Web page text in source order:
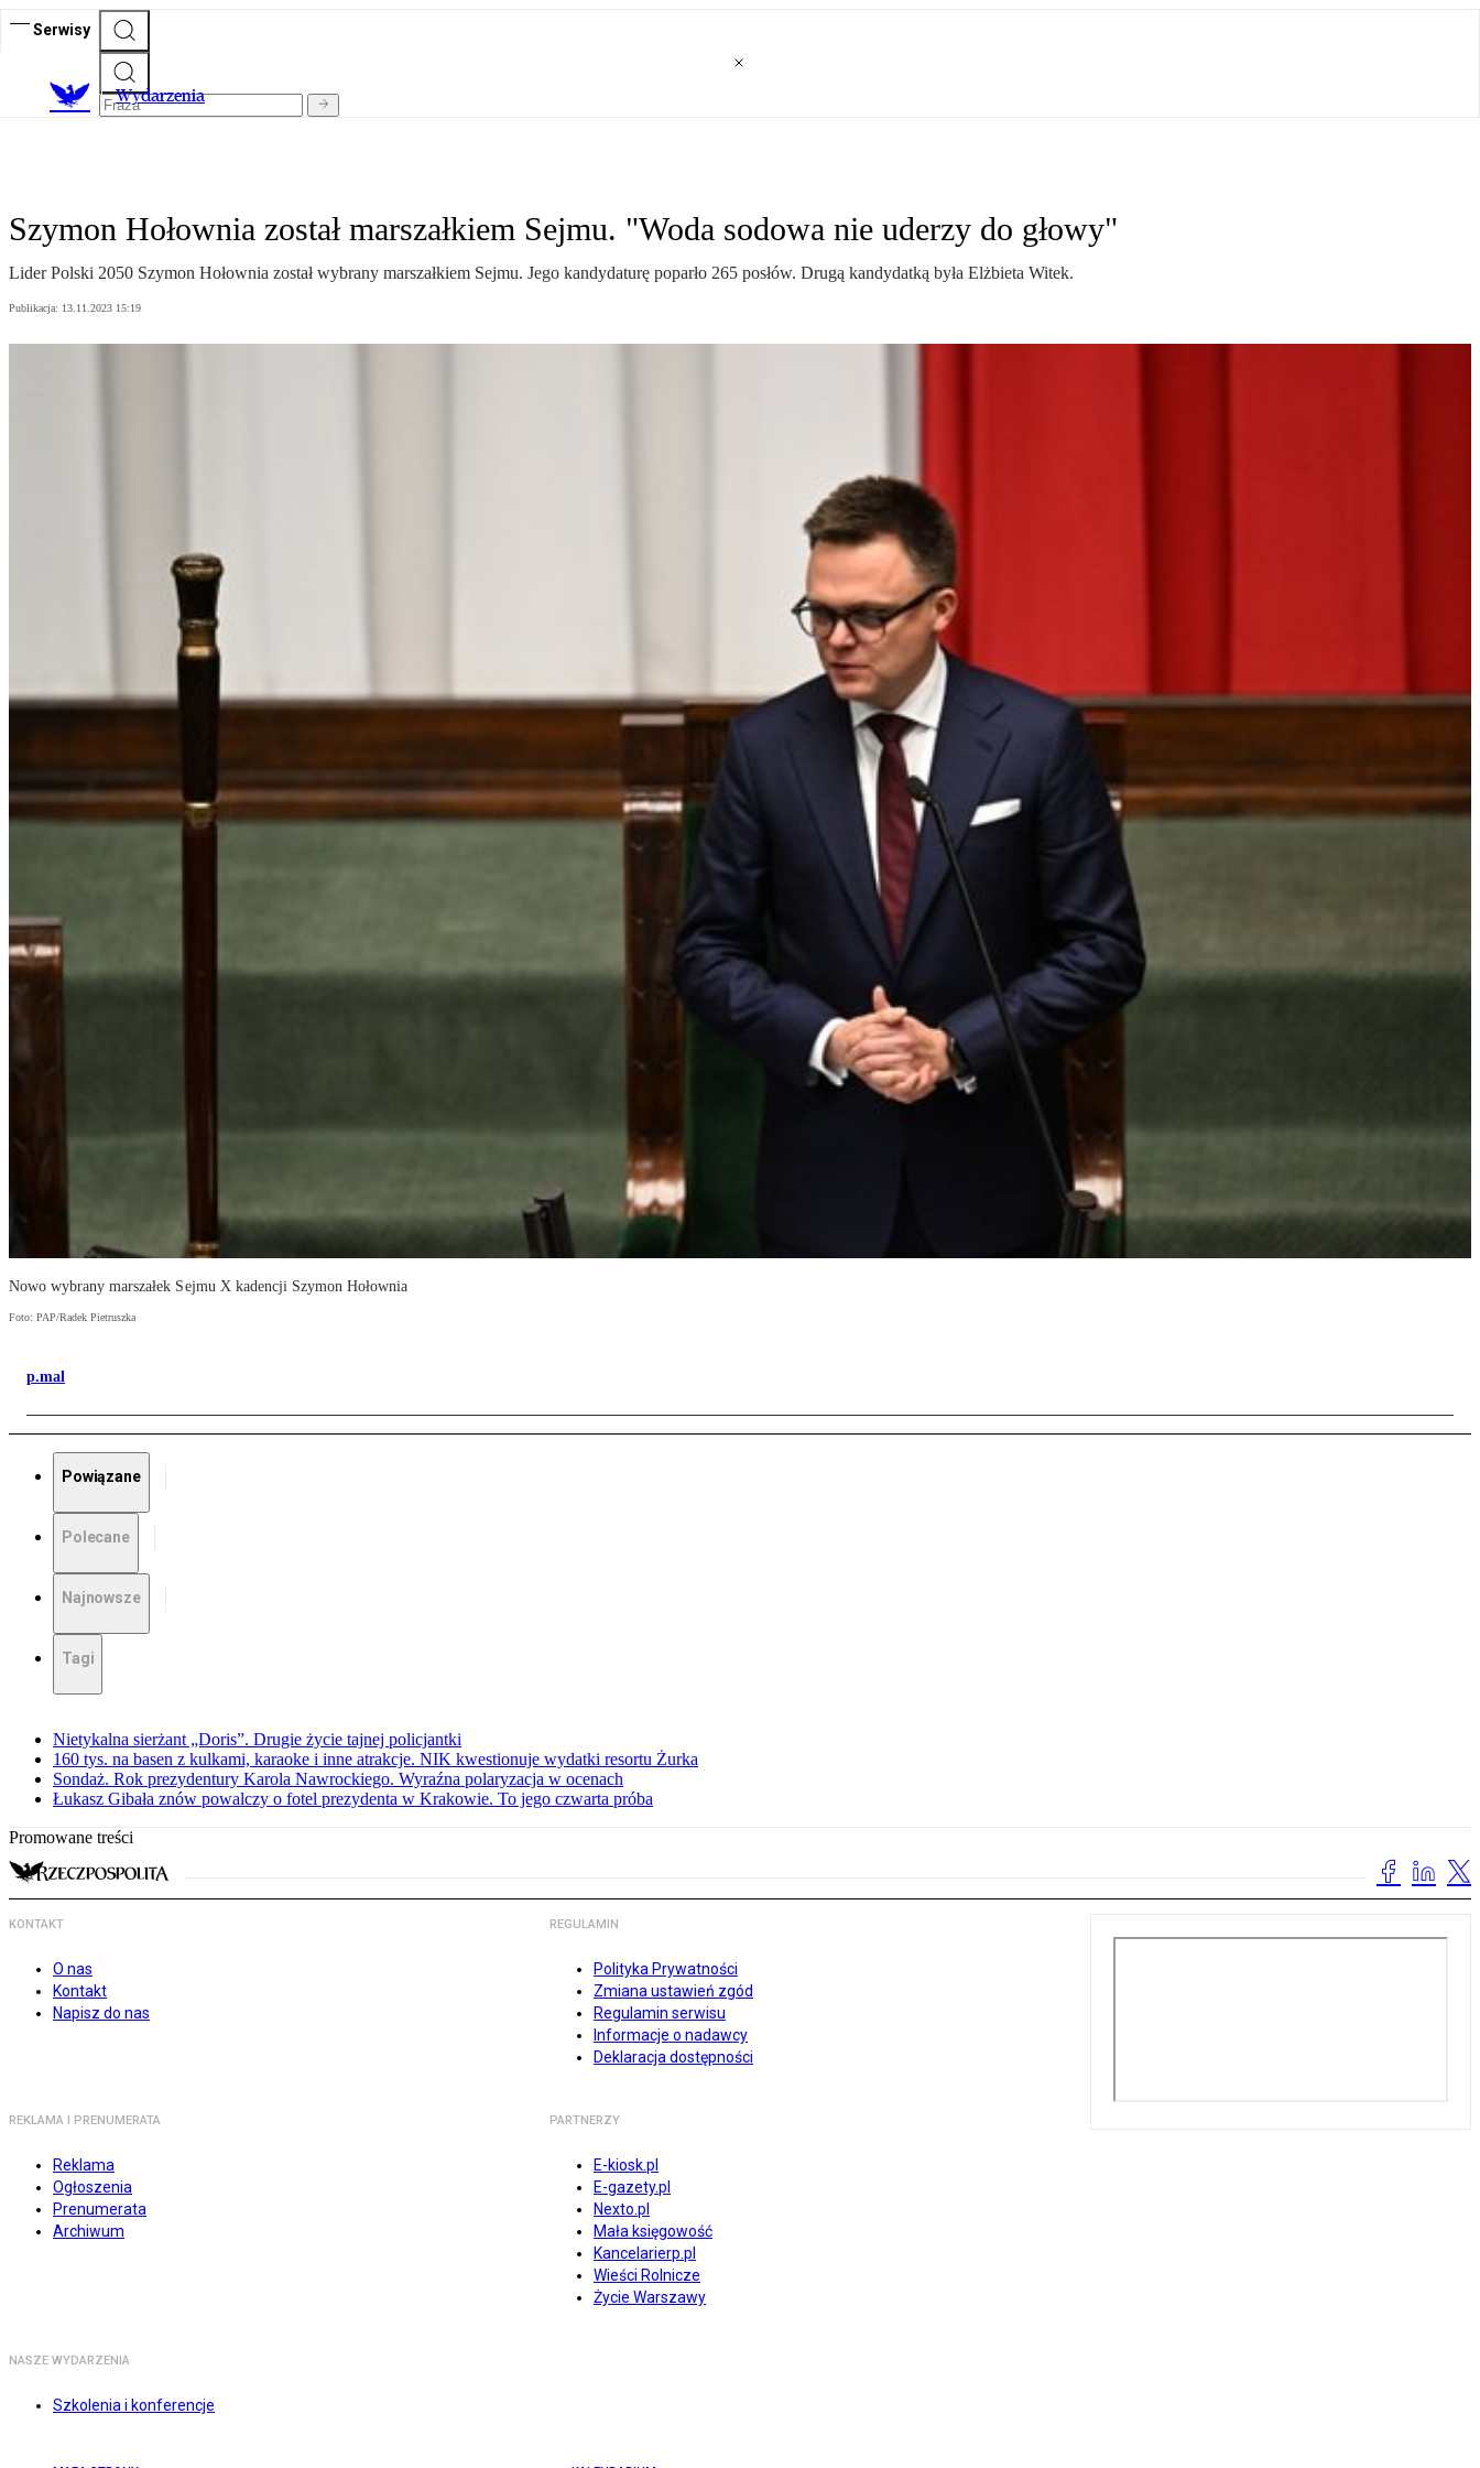
Serwisy
Wydarzenia
Szymon Hołownia został marszałkiem Sejmu. "Woda sodowa nie uderzy do głowy"
Lider Polski 2050 Szymon Hołownia został wybrany marszałkiem Sejmu. Jego kandydaturę poparło 265 posłów. Drugą kandydatką była Elżbieta Witek.
Publikacja: 13.11.2023 15:19
Nowo wybrany marszałek Sejmu X kadencji Szymon Hołownia
Foto: PAP/Radek Pietruszka
p.mal
Powiązane
Polecane
Najnowsze
Tagi
Nietykalna sierżant „Doris”. Drugie życie tajnej policjantki
160 tys. na basen z kulkami, karaoke i inne atrakcje. NIK kwestionuje wydatki resortu Żurka
Sondaż. Rok prezydentury Karola Nawrockiego. Wyraźna polaryzacja w ocenach
Łukasz Gibała znów powalczy o fotel prezydenta w Krakowie. To jego czwarta próba
Promowane treści
KONTAKT
O nas
Kontakt
Napisz do nas
REGULAMIN
Polityka Prywatności
Zmiana ustawień zgód
Regulamin serwisu
Informacje o nadawcy
Deklaracja dostępności
REKLAMA I PRENUMERATA
Reklama
Ogłoszenia
Prenumerata
Archiwum
PARTNERZY
E-kiosk.pl
E-gazety.pl
Nexto.pl
Mała księgowość
Kancelarierp.pl
Wieści Rolnicze
Życie Warszawy
NASZE WYDARZENIA
Szkolenia i konferencje